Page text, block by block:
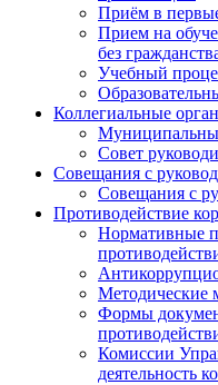
Приём в
Прием на
без
Учебный
Коллегиальные
Совет
Совещания с
Совещания с
Противодействие
Нормативные
Методические
Формы
Комиссии
деятельность